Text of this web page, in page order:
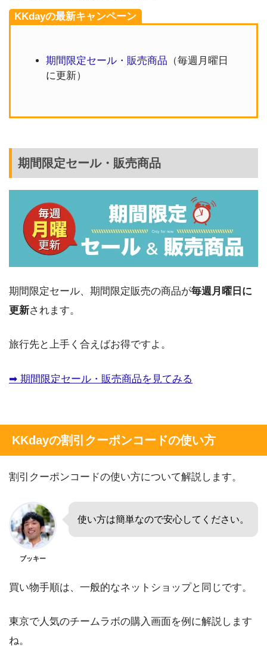
KKdayの最新キャンペーン
期間限定セール・販売商品 （毎週月曜日
に更新）
期間限定セール・販売商品
期間限定セール、期間限定販売の商品が毎週月曜日に
更新されます。
旅行先と上手く合えばお得ですよ。
➡︎ 期間限定セール・販売商品を見てみる
KKdayの割引クーポンコードの使い方
割引クーポンコードの使い方について解説します。
ブッキー
使い方は簡単なので安心してください。
買い物手順は、一般的なネットショップと同じです。
東京で人気のチームラボの購入画面を例に解説します
ね。